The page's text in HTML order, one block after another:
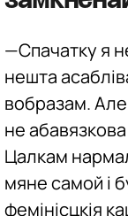
—Спачатку я
нешта
вобразам. Але
не
Цалкам
мяне самой і
фемінісцкія